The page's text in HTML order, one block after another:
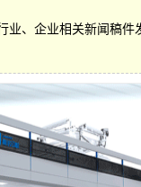
业、企业相关新闻稿